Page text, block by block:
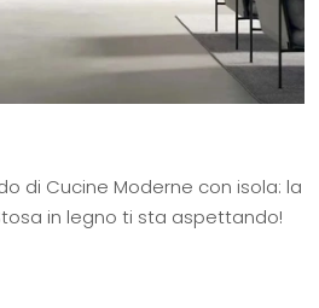
di Cucine Moderne con isola: la
in legno ti sta aspettando!